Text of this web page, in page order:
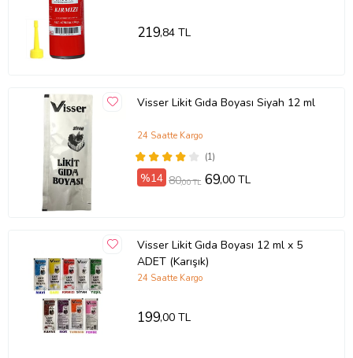
219,84 TL
Visser Likit Gıda Boyası Siyah 12 ml
(1)
24 Saatte Kargo
%14 80,00 TL 69,00 TL
Visser Likit Gıda Boyası 12 ml x 5
ADET (Karışık)
24 Saatte Kargo
199,00 TL